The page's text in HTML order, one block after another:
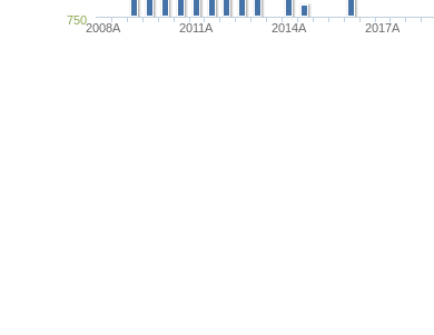
2008A 2011A 2014A 2017A
750